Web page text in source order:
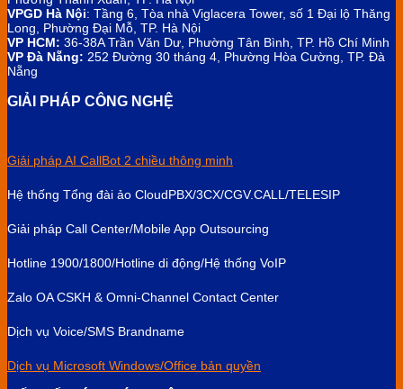
VPGD Hà Nội: Tầng 6, Tòa nhà Viglacera Tower, số 1 Đại lộ Thăng
Long, Phường Đại Mỗ, TP. Hà Nội
VP HCM: 36-38A Trần Văn Dư, Phường Tân Bình, TP. Hồ Chí Minh
VP Đà Nẵng: 252 Đường 30 tháng 4, Phường Hòa Cường, TP. Đà
Nẵng
GIẢI PHÁP CÔNG NGHỆ
Giải pháp AI CallBot 2 chiều thông minh
Hệ thống Tổng đài ảo CloudPBX/3CX/CGV.CALL/TELESIP
Giải pháp Call Center/Mobile App Outsourcing
Hotline 1900/1800/Hotline di động/Hệ thống VoIP
Zalo OA CSKH & Omni-Channel Contact Center
Dịch vụ Voice/SMS Brandname
Dịch vụ Microsoft Windows/Office bản quyền